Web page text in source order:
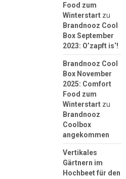
Food zum
Winterstartzu
Brandnooz Cool
Box September
2023: O’zapft is‘!
Brandnooz Cool
Box November
2025: Comfort
Food zum
Winterstartzu
Brandnooz
Coolbox
angekommen
Vertikales
Gärtnern im
Hochbeet für den